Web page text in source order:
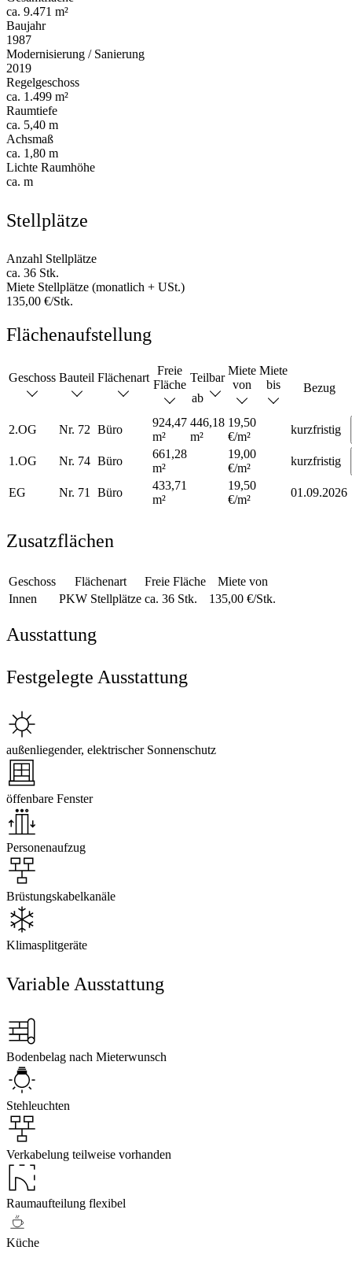
ca. 9.471 m²
Baujahr
1987
Modernisierung / Sanierung
2019
Regelgeschoss
ca. 1.499 m²
Raumtiefe
ca. 5,40 m
Achsmaß
ca. 1,80 m
Lichte Raumhöhe
ca. m
Stellplätze
Anzahl Stellplätze
ca. 36 Stk.
Miete Stellplätze (monatlich + USt.)
135,00 €/Stk.
Flächenaufstellung
Geschoss Bauteil Flächenart
Freie
Fläche
Teilbar
ab
Miete
von
Miete
bis
Bezug
2.OG Nr. 72 Büro
924,47
m²
446,18
m²
19,50
€/m²
kurzfristig
1.OG Nr. 74 Büro
661,28
m²
19,00
€/m²
kurzfristig
EG Nr. 71 Büro
433,71
m²
19,50
€/m²
01.09.2026
Zusatzflächen
Geschoss Flächenart Freie Fläche
Miete von
Innen
PKW Stellplätze ca. 36 Stk. 135,00 €/Stk.
Ausstattung
Festgelegte Ausstattung
außenliegender, elektrischer Sonnenschutz
öffenbare Fenster
Personenaufzug
Brüstungskabelkanäle
Klimasplitgeräte
Variable Ausstattung
Bodenbelag nach Mieterwunsch
Stehleuchten
Verkabelung teilweise vorhanden
Raumaufteilung flexibel
Küche